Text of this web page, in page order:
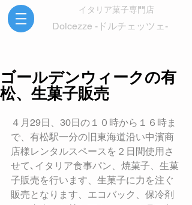
イタリア菓子専門店
Dolcezze -ドルチェッツェ-
ゴールデンウィークの有
松、生菓子販売
４月29日、30日の１０時から１６時ま
で、有松駅一分の旧東海道沿い中濱商
店様レンタルスペースを２日間使用さ
せて､イタリア食事パン、焼菓子、生菓
子販売を行います、生菓子に力を注ぐ
販売となります、エコバック、保冷剤